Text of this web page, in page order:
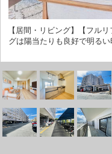
【居間・リビング】【フル
グは陽当たりも良好で明る